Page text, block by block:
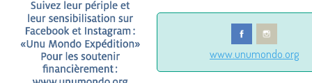
www.unumondo.org